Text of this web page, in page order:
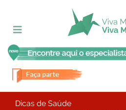
Dicas de Saúde